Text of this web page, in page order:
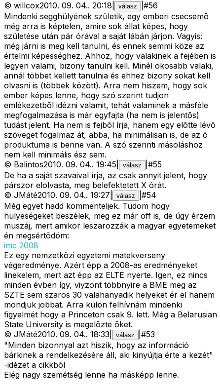
© willcox2010. 09. 04.. 20:18 válasz #56
Mindenki segghülyének születik, egy emberi csecsemõ
még arra is képtelen, amire sok állat képes, hogy
születése után pár órával a saját lábán járjon. Vagyis:
még járni is meg kell tanulni, és ennek semmi köze az
értelmi képességhez. Ahhoz, hogy valakinek a fejében is
legyen valami, bizony tanulni kell. Minél okosabb valaki,
annál többet kellett tanulnia és ehhez bizony sokat kell
olvasni is (többek között). Arra nem hiszem, hogy sok
ember képes lenne, hogy szó szerint tudjon
emlékezetbõl idézni valamit, tehát valaminek a másféle
megfogalmazása is már egyfajta (ha nem is jelentõs)
tudást jelent. Ha nem is fejbõl írja, hanem egy elõtte lévõ
szöveget fogalmaz át, abba, ha minimálisan is, de az õ
produktuma is benne van. A szó szerinti másoláshoz
nem kell minimális ész sem.
© Balintos2010. 09. 04.. 19:45 válasz #55
De ha a saját szavaival írja, az csak annyit jelent, hogy
párszor elolvasta, meg belefektetett X órát.
© JMáté2010. 09. 04.. 19:27 válasz #54
Még egyet hadd kommenteljek. Tudom hogy
hülyeségeket beszélek, meg ez már off is, de úgy érzem
muszáj, mert amikor leszarozzák a magyar egyetemeket
én megsértõdöm:
imc 2008
Ez egy nemzetközi egyetemi matekverseny
végeredménye. Azért épp a 2008-as eredményeket
linekelem, mert azt épp az ELTE nyerte. Igen, ez nincs
minden évben így, viyzont többnyire a BME meg az
SZTE sem szaros 30 valahanyadik helyeket ér el hanem
mondjuk jobbat. Arra külön felhívnám mindenki
figyelmét hogy a Princeton csak 9. lett. Még a Belarusian
State University is megelõzte õket.
© JMáté2010. 09. 04.. 18:33 válasz #53
"Minden bizonnyal azt hiszik, hogy az információ
bárkinek a rendelkezésére áll, aki kinyújtja érte a kezét"
-idézet a cikkbõl
Elég nagy szemétség lenne ha másképp lenne.